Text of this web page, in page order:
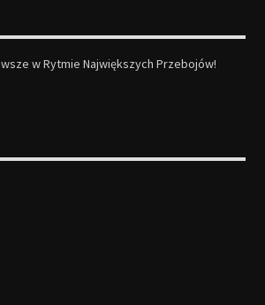
w Rytmie Największych Przebojów!